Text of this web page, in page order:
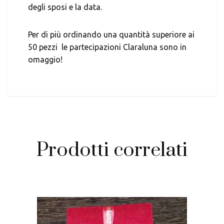
degli sposi e la data.
Per di più ordinando una quantità superiore ai
50 pezzi le partecipazioni Claraluna sono in
omaggio!
Prodotti correlati